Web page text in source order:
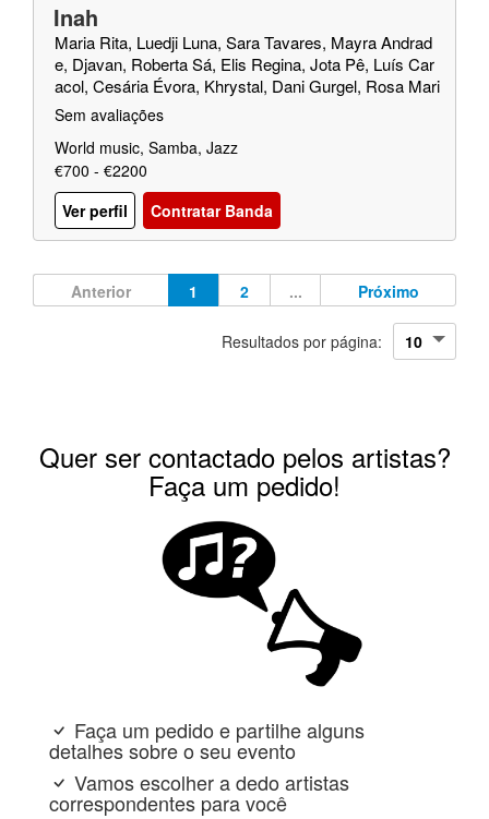
Inah
Maria Rita, Luedji Luna, Sara Tavares, Mayra Andrad
e, Djavan, Roberta Sá, Elis Regina, Jota Pê, Luís Car
acol, Cesária Évora, Khrystal, Dani Gurgel, Rosa Mari
a Passos
Sem avaliações
World music, Samba, Jazz
€700 - €2200
Ver perfil
Contratar Banda
Anterior 1 2 ... Próximo
Resultados por página:
Quer ser contactado pelos artistas?
Faça um pedido!
Faça um pedido e partilhe alguns
detalhes sobre o seu evento
Vamos escolher a dedo artistas
correspondentes para você